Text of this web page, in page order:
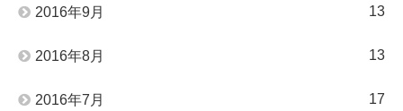
2016年9月 13
2016年8月 13
2016年7月 17